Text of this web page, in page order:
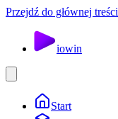
Przejdź do głównej treści
iowin
Start